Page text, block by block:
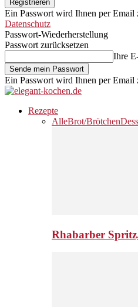
Ein Passwort wird Ihnen per Email
Datenschutz
Passwort-Wiederherstellung
Passwort zurücksetzen
Ihre
Ein Passwort wird Ihnen per Email
Rezepte
AlleBrot/Brötchen
Rhabarber